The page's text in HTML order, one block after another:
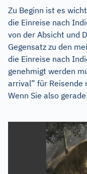
Zu Beginn ist es
die Einreise nach
von der Absicht und
Gegensatz zu den
die Einreise nach
genehmigt werden
arrival” für Reisende
Wenn Sie also